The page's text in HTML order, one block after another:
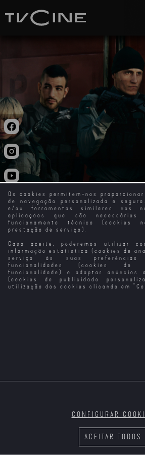
Os cookies permitem-nos
de navegação personalizada e
e/ou ferramentas similares nos
aplicações que são
funcionamento técnico (cookies
prestação de serviço).
Caso aceite, poderemos utilizar
informação estatística (cookies de
serviço às suas preferências
funcionalidades (cookies de
funcionalidade) e adaptar anúncios
(cookies de publicidade
utilização dos cookies clicando em "
ACEITAR TODOS
CONFIGURAR